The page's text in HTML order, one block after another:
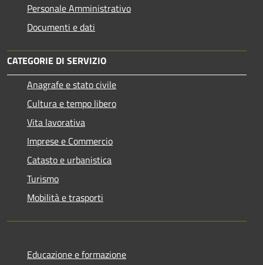
Personale Amministrativo
Documenti e dati
CATEGORIE DI SERVIZIO
Anagrafe e stato civile
Cultura e tempo libero
Vita lavorativa
Imprese e Commercio
Catasto e urbanistica
Turismo
Mobilità e trasporti
Educazione e formazione